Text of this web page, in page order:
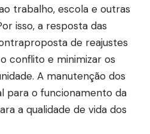
trabalho, escola e outras
isso, a resposta das
de reajustes
conflito e minimizar os
A manutenção dos
para o funcionamento da
a qualidade de vida dos